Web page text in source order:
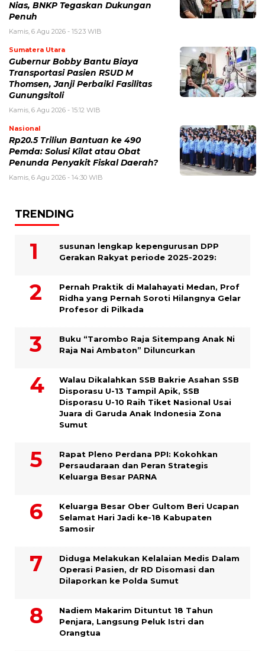
Nias, BNKP Tegaskan Dukungan
Penuh
Kamis, 6 Agu 2026 - 15:23 WIB
Sumatera Utara
Gubernur Bobby Bantu Biaya
Transportasi Pasien RSUD M
Thomsen, Janji Perbaiki Fasilitas
Gunungsitoli
Kamis, 6 Agu 2026 - 15:12 WIB
Nasional
Rp20.5 Triliun Bantuan ke 490
Pemda: Solusi Kilat atau Obat
Penunda Penyakit Fiskal Daerah?
Kamis, 6 Agu 2026 - 14:30 WIB
TRENDING
susunan lengkap kepengurusan DPP
Gerakan Rakyat periode 2025-2029:
Pernah Praktik di Malahayati Medan, Prof
Ridha yang Pernah Soroti Hilangnya Gelar
Profesor di Pilkada
Buku “Tarombo Raja Sitempang Anak Ni
Raja Nai Ambaton” Diluncurkan
Walau Dikalahkan SSB Bakrie Asahan SSB
Disporasu U-13 Tampil Apik, SSB
Disporasu U-10 Raih Tiket Nasional Usai
Juara di Garuda Anak Indonesia Zona
Sumut
Rapat Pleno Perdana PPI: Kokohkan
Persaudaraan dan Peran Strategis
Keluarga Besar PARNA
Keluarga Besar Ober Gultom Beri Ucapan
Selamat Hari Jadi ke-18 Kabupaten
Samosir
Diduga Melakukan Kelalaian Medis Dalam
Operasi Pasien, dr RD Disomasi dan
Dilaporkan ke Polda Sumut
​Nadiem Makarim Dituntut 18 Tahun
Penjara, Langsung Peluk Istri dan
Orangtua